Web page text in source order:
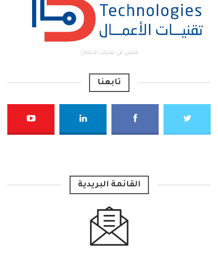
تابعني في تقنيات الاعمال
تابعنا
القائمة البريدية